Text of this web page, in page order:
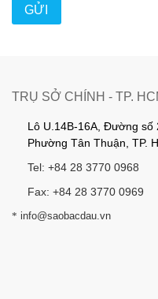
TRỤ SỞ CHÍNH - TP.
Lô U.14B-16A, Đường số
Phường Tân Thuận, TP.
Tel: +84 28 3770 0968
Fax: +84 28 3770 0969
* info@saobacdau.vn